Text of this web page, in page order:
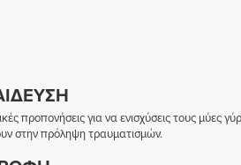
προπονήσεις για να ενισχύσεις τους μύες
στην πρόληψη τραυματισμών.